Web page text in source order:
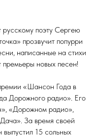
поэту Сергею
прозвучит попурри
написанные на стихи
новых песен!
«Шансон Года в
Дорожного радио». Его
«Дорожном радио»,
За время своей
15 сольных